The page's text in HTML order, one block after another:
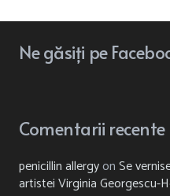
Negăsiți pe
Comentarii recente
penicillin allergyonSe
artistei Virginia Georgescu-